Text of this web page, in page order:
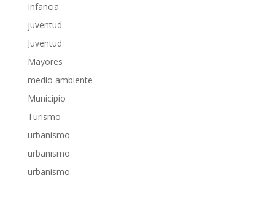
Infancia
juventud
Juventud
Mayores
medio ambiente
Municipio
Turismo
urbanismo
urbanismo
urbanismo